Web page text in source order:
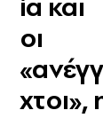
οι
χτοι»,